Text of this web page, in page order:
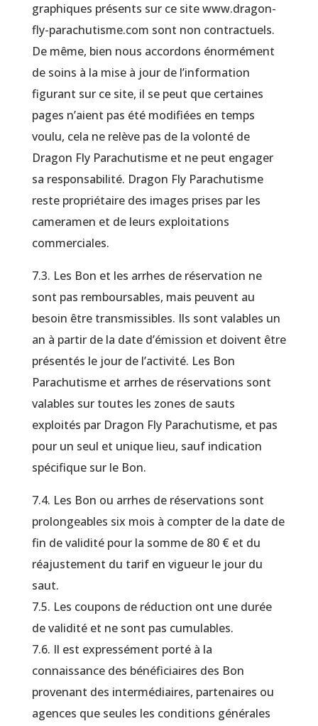
graphiques présents sur ce site www.dragon-
fly-parachutisme.com sont non contractuels.
De même, bien nous accordons énormément
de soins à la mise à jour de l’information
figurant sur ce site, il se peut que certaines
pages n’aient pas été modifiées en temps
voulu, cela ne relève pas de la volonté de
Dragon Fly Parachutisme et ne peut engager
sa responsabilité. Dragon Fly Parachutisme
reste propriétaire des images prises par les
cameramen et de leurs exploitations
commerciales.
7.3. Les Bon et les arrhes de réservation ne
sont pas remboursables, mais peuvent au
besoin être transmissibles. Ils sont valables un
an à partir de la date d’émission et doivent être
présentés le jour de l’activité. Les Bon
Parachutisme et arrhes de réservations sont
valables sur toutes les zones de sauts
exploités par Dragon Fly Parachutisme, et pas
pour un seul et unique lieu, sauf indication
spécifique sur le Bon.
7.4. Les Bon ou arrhes de réservations sont
prolongeables six mois à compter de la date de
fin de validité pour la somme de 80 € et du
réajustement du tarif en vigueur le jour du
saut.
7.5. Les coupons de réduction ont une durée
de validité et ne sont pas cumulables.
7.6. Il est expressément porté à la
connaissance des bénéficiaires des Bon
provenant des intermédiaires, partenaires ou
agences que seules les conditions générales